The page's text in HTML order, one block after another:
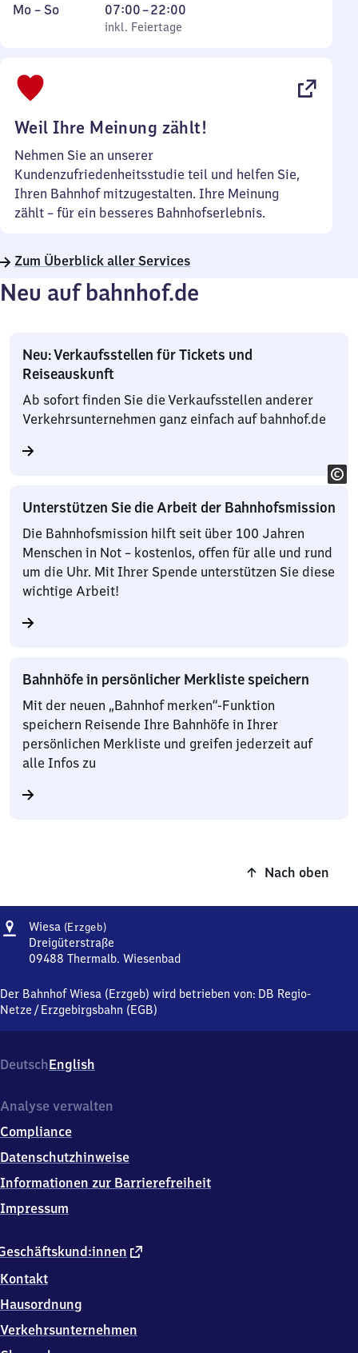
Montag
Mo – So,
inkl. Feiertage
07:00–22:00
Von
7
inkl. Feiertage
Weil Ihre Meinung zählt!
Nehmen Sie an unserer
Kundenzufriedenheitsstudie teil und helfen Sie,
Ihren Bahnhof mitzugestalten. Ihre Meinung
zählt – für ein besseres Bahnhofserlebnis.
Zum Überblick aller Services
Neu auf bahnhof.de
Neu: Verkaufsstellen für Tickets und
Reiseauskunft
Ab sofort finden Sie die Verkaufsstellen anderer
Verkehrsunternehmen ganz einfach auf bahnhof.de
Unterstützen Sie die Arbeit der Bahnhofsmission
Die Bahnhofsmission hilft seit über 100 Jahren
Menschen in Not – kostenlos, offen für alle und rund
um die Uhr. Mit Ihrer Spende unterstützen Sie diese
wichtige Arbeit!
Bahnhöfe in persönlicher Merkliste speichern
Mit der neuen „Bahnhof merken“-Funktion
speichern Reisende Ihre Bahnhöfe in Ihrer
persönlichen Merkliste und greifen jederzeit auf
alle Infos zu
Nach oben
Adresse
Wiesa (Erzgeb)Wiesa
(Erzgebirge)
Dreigüterstraße
09488 Thermalb. Wiesenbad
(Erzgebirge),
Dreigüterstraße,
8
Thermalb.
Wiesenbad
Der Bahnhof Wiesa (Erzgeb) wird betrieben von: DB Regio-
Netze /Erzgebirgsbahn (EGB)
DeutschEnglish
externer
Kontakt
Hausordnung
Verkehrsunternehmen
Analyse verwalten
Compliance
Datenschutzhinweise
Informationen zur Barrierefreiheit
Impressum